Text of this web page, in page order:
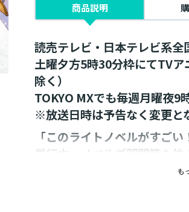
商品説明
読売テレビ・日本テレビ系全
土曜夕方5時30分枠にてTV
除く）
TOKYO MXでも毎週月曜夜9
※放送日時は予告なく変更と
「このライトノベルがすごい
単行本・ノベルズ部門第１位
シリーズ累計８００万部突破も